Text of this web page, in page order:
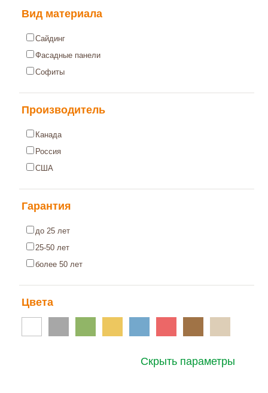
Вид материала
Сайдинг
Фасадные панели
Софиты
Производитель
Канада
Россия
США
Гарантия
до 25 лет
25-50 лет
более 50 лет
Цвета